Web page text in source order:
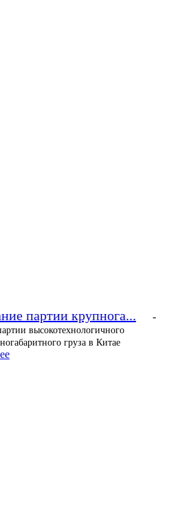
партии крупнога... -
высокотехнологичного
груза в Китае